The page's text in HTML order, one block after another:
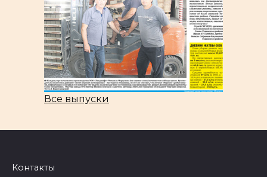
Все выпуски
Контакты